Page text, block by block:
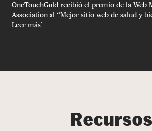
OneTouchGold recibió el premio de la Web
Association al “Mejor sitio web de salud y
Leer más’
Recursos